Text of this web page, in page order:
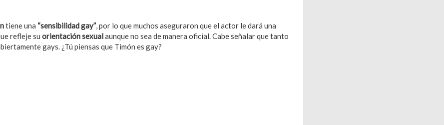
tiene una “sensibilidad gay”, por lo que muchos aseguraron que el actor le dará una
refleje su orientación sexualaunque no sea de manera oficial. Cabe señalar que tanto
gays. ¿Tú piensas que Timón es gay?